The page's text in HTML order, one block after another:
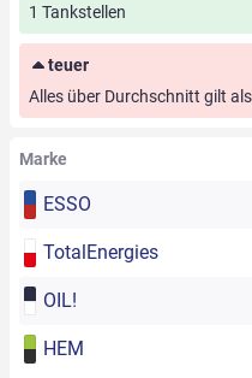
1 Tankstellen
teuer
Alles über Durchschnitt gilt
Marke
ESSO
TotalEnergies
OIL!
HEM